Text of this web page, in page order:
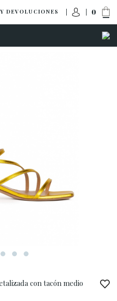
DEVOLUCIONES 0
con tacón medio